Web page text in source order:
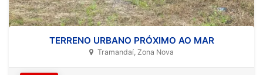
TERRENO URBANO PRÓXIMO AO MAR
Tramandaí, Zona Nova